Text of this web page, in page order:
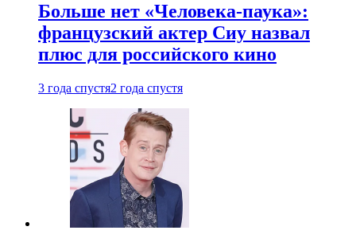
Больше нет «Человека-паука»:
французский актер Сиу назвал
плюс для российского кино
3 года спустя2 года спустя